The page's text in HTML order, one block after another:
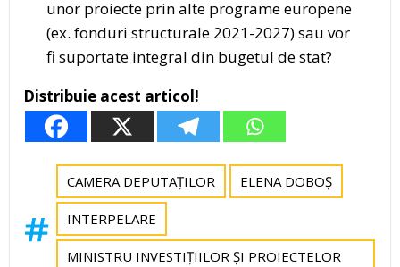
unor proiecte prin alte programe europene
(ex. fonduri structurale 2021-2027) sau vor
fi suportate integral din bugetul de stat?
Distribuie acest articol!
CAMERA DEPUTAȚILOR ELENA DOBOȘ
INTERPELARE
MINISTRU INVESTIȚIILOR ȘI PROIECTELOR